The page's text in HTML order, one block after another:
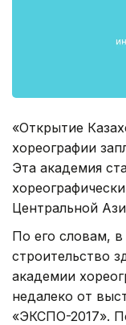
«Открытие
хореографии
Эта академия
Центральной
По его словам,
строительство
академии
недалеко от
«ЭКСПО-2017».